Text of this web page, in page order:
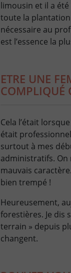
limousin et il a
toute la plantation
nécessaire au
est l’essence la
ETRE UNE
COMPLIQUÉ
Cela l’était
était
surtout à mes
administratifs.
mauvais
bien trempé !
Heureusement,
forestières. Je dis
terrain » depuis
changent.